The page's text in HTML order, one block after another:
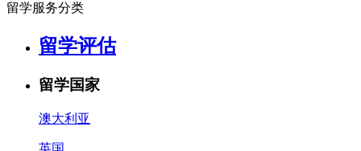
留学服务分类
留学评估
留学国家
澳大利亚
英国